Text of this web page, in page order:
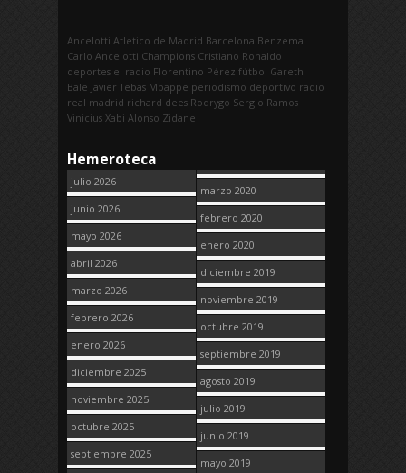
Ancelotti Atletico de Madrid Barcelona Benzema
Carlo Ancelotti Champions Cristiano Ronaldo
deportes el radio Florentino Pérez fútbol Gareth
Bale Javier Tebas Mbappe periodismo deportivo radio
real madrid richard dees Rodrygo Sergio Ramos
Vinicius Xabi Alonso Zidane
Hemeroteca
julio 2026
junio 2026
mayo 2026
abril 2026
marzo 2026
febrero 2026
enero 2026
diciembre 2025
noviembre 2025
octubre 2025
septiembre 2025
marzo 2020
febrero 2020
enero 2020
diciembre 2019
noviembre 2019
octubre 2019
septiembre 2019
agosto 2019
julio 2019
junio 2019
mayo 2019